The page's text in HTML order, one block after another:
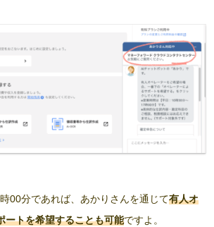
00分であれば、あかりさんを通じて有人オ
ートを希望することも可能ですよ。